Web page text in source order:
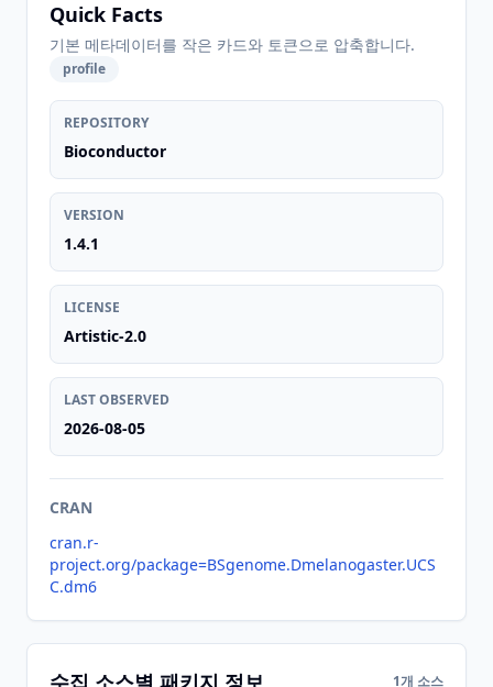
Quick Facts
기본 메타데이터를 작은 카드와 토큰으로 압축합니다.
profile
REPOSITORY
Bioconductor
VERSION
1.4.1
LICENSE
Artistic-2.0
LAST OBSERVED
2026-08-05
CRAN
cran.r-
project.org/package=BSgenome.Dmelanogaster.UCS
C.dm6
수집 소스별 패키지 정보 1개 소스